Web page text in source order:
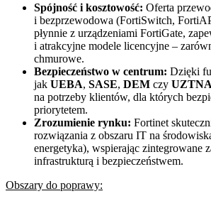
Spójność i kosztowość: Oferta
i bezprzewodowa (FortiSwitch,
płynnie z urządzeniami FortiGate,
i atrakcyjne modele licencyjne –
chmurowe.
Bezpieczeństwo w centrum: Dzięki
jak UEBA, SASE, DEM czy UZTNA
na potrzeby klientów, dla których
priorytetem.
Zrozumienie rynku: Fortinet
rozwiązania z obszaru IT na
energetyka), wspierając zintegrowane
infrastrukturą i bezpieczeństwem.
Obszary do poprawy: